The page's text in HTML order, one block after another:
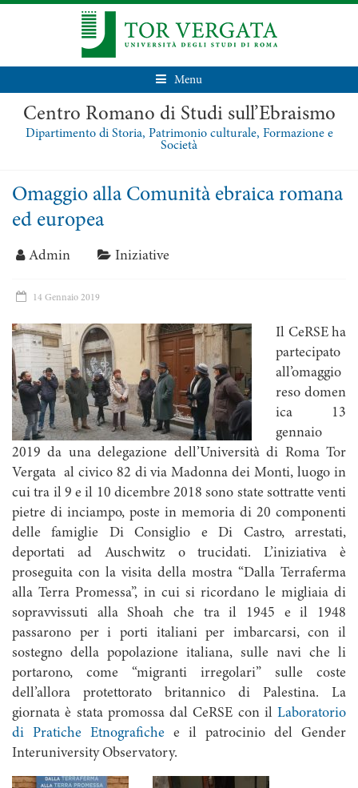
Menu
Centro Romano di Studi sull’Ebraismo
Dipartimento di Storia, Patrimonio culturale, Formazione e
Società
Omaggio alla Comunità ebraica romana
ed europea
Admin Iniziative
14 Gennaio 2019
Il CeRSE ha
partecipato
all’omaggio
reso domen
ica 13
gennaio
2019 da una delegazione dell’Università di Roma Tor
Vergata al civico 82 di via Madonna dei Monti, luogo in
cui tra il 9 e il 10 dicembre 2018 sono state sottratte venti
pietre di inciampo, poste in memoria di 20 componenti
delle famiglie Di Consiglio e Di Castro, arrestati,
deportati ad Auschwitz o trucidati. L’iniziativa è
proseguita con la visita della mostra “Dalla Terraferma
alla Terra Promessa”, in cui si ricordano le migliaia di
sopravvissuti alla Shoah che tra il 1945 e il 1948
passarono per i porti italiani per imbarcarsi, con il
sostegno della popolazione italiana, sulle navi che li
portarono, come “migranti irregolari” sulle coste
dell’allora protettorato britannico di Palestina. La
giornata è stata promossa dal CeRSE con il Laboratorio
di Pratiche Etnografiche e il patrocinio del Gender
Interuniversity Observatory.